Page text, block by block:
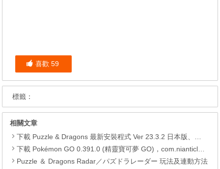
喜歡 59
標籤：
相關文章
下載 Puzzle & Dragons 最新安裝程式 Ver 23.3.2 日本版、港台版… (PAD Radar) (.apk) (.xapk)
下載 Pokémon GO 0.391.0 (精靈寶可夢 GO)，com.nianticlabs.pokemongo (.apk) (.xapk)
Puzzle ＆ Dragons Radar／パズドラレーダー 玩法及連動方法